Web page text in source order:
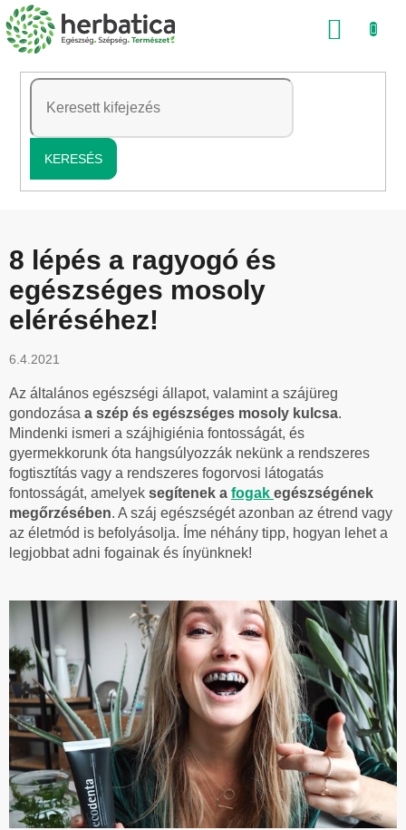
Ugrás
a
tartalomhoz
KERESÉS
8 lépés a ragyogó és
egészséges mosoly
eléréséhez!
6.4.2021
Az általános egészségi állapot, valamint a szájüreg
gondozása a szép és egészséges mosoly kulcsa.
Mindenki ismeri a szájhigiénia fontosságát, és
gyermekkorunk óta hangsúlyozzák nekünk a rendszeres
fogtisztítás vagy a rendszeres fogorvosi látogatás
fontosságát, amelyek segítenek a fogak egészségének
megőrzésében. A száj egészségét azonban az étrend vagy
az életmód is befolyásolja. Íme néhány tipp, hogyan lehet a
legjobbat adni fogainak és ínyünknek!